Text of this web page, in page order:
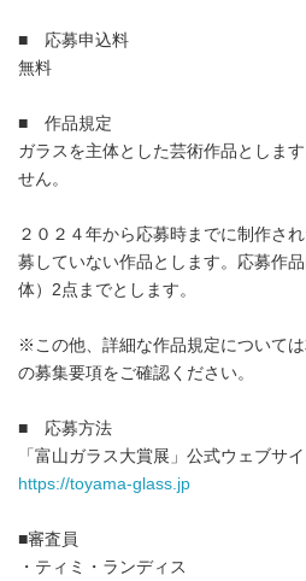
■ 応募申込料
無料
■ 作品規定
ガラスを主体とした芸術作品としま
せん。
２０２４年から応募時までに制作さ
募していない作品とします。応募作
体）2点までとします。
※この他、詳細な作品規定について
の募集要項をご確認ください。
■ 応募方法
「富山ガラス大賞展」公式ウェブサ
https://toyama-glass.jp
■審査員
・ティミ・ランディス